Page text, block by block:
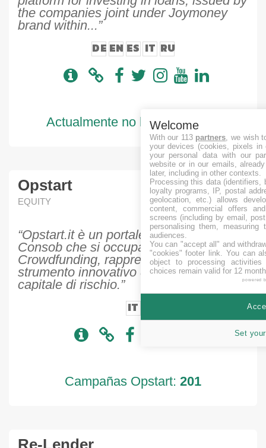
the companies joint under Joymoney
brand within...”
DE EN ES IT RU
Actualmente no hay proyectos
Opstart
EQUITY
“Opstart.it è un portale autorizzato da
Consob che si occupa di Equity
Crowdfunding, rappresenta uno
strumento innovativo di raccolta di
capitale di rischio.”
IT
Campañas Opstart: 201
Welcome
With our 113 partners, we wish
your devices (cookies, pixels
your personal data with our
website or in our emails,
later, including in other contexts.
Processing this data (identifiers,
loyalty programs, IP, postal
geolocation, etc.) allows
content, commercial offers
screens (including by email,
personalising them, measuring
audiences.
You can "accept all" and
"cookies" footer link. You can
object to processing
choices remain valid for 12
powered
Set